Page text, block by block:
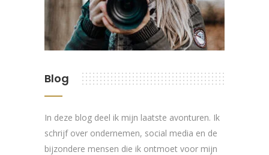
Blog
In deze blog deel ik mijn laatste avonturen. Ik
schrijf over ondernemen, social media en de
bijzondere mensen die ik ontmoet voor mijn